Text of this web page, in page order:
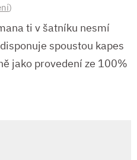
)
ti v šatníku nesmí
spoustou kapes
jako provedení ze 100%